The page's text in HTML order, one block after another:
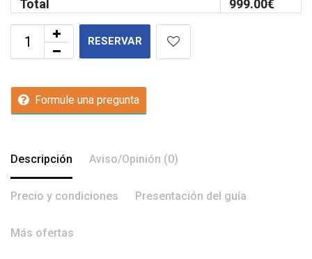
Total 999.00€
RESERVAR
Formule una pregunta
Descripción Aviso/Opinión (0)
Precio y condiciones Presentación del guía
Más ofertas